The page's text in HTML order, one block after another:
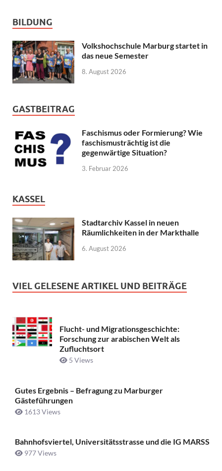
BILDUNG
Volkshochschule Marburg startet in
das neue Semester
8. August 2026
GASTBEITRAG
Faschismus oder Formierung? Wie
faschismusträchtig ist die
gegenwärtige Situation?
3. Februar 2026
KASSEL
Stadtarchiv Kassel in neuen
Räumlichkeiten in der Markthalle
6. August 2026
VIEL GELESENE ARTIKEL UND BEITRÄGE
Flucht- und Migrationsgeschichte:
Forschung zur arabischen Welt als
Zufluchtsort
5 Views
Gutes Ergebnis – Befragung zu Marburger
Gästeführungen
1613 Views
Bahnhofsviertel, Universitätsstrasse und die IG MARSS
977 Views